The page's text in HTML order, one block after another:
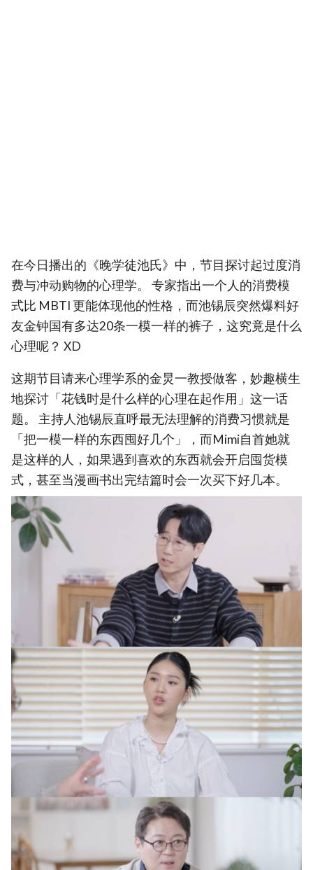
在今日播出的《晚学徒池氏》中，节目探讨起过度消
费与冲动购物的心理学。 专家指出一个人的消费模
式比 MBTI 更能体现他的性格，而池锡辰突然爆料好
友金钟国有多达20条一模一样的裤子，这究竟是什么
心理呢？ XD
这期节目请来心理学系的金炅一教授做客，妙趣横生
地探讨「花钱时是什么样的心理在起作用」这一话
题。 主持人池锡辰直呼最无法理解的消费习惯就是
「把一模一样的东西囤好几个」，而Mimi自首她就
是这样的人，如果遇到喜欢的东西就会开启囤货模
式，甚至当漫画书出完结篇时会一次买下好几本。